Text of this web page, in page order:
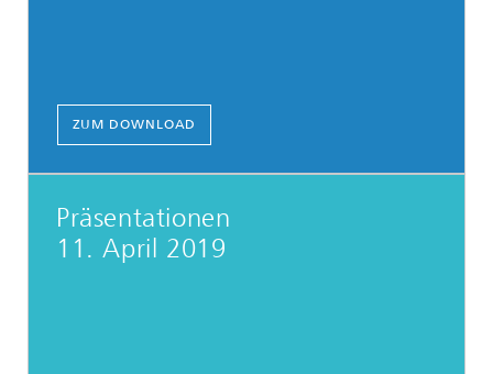
ZUM DOWNLOAD
Präsentationen
11. April 2019